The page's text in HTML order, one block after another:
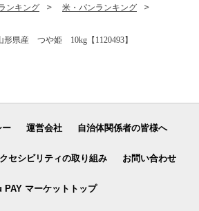
ンキング
米・パンランキング
形県産 つや姫 10kg【1120493】
ー 運営会社 自治体関係者の皆様へ
セシビリティの取り組み お問い合わせ
PAY マーケットトップ